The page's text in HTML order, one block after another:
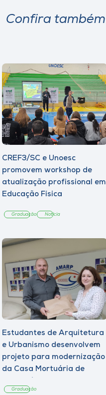
Confira também
CREF3/SC e Unoesc
promovem workshop de
atualização profissional em
Educação Física
Graduação Notícia
Estudantes de Arquitetura
e Urbanismo desenvolvem
projeto para modernização
da Casa Mortuária de
Graduação